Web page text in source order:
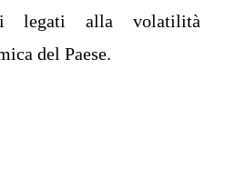
legati alla volatilità
del Paese.